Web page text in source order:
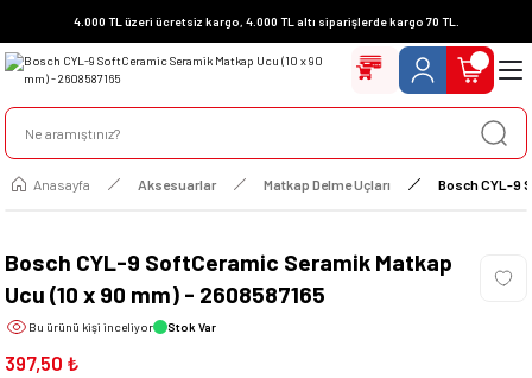
4.000 TL üzeri ücretsiz kargo, 4.000 TL altı siparişlerde kargo 70 TL.
Anasayfa Aksesuarlar Matkap Delme Uçları Bosch CYL-9
Bosch CYL-9 SoftCeramic Seramik Matkap
Ucu (10 x 90 mm) - 2608587165
Bu ürünü kişi inceliyor Stok Var
397,50 ₺